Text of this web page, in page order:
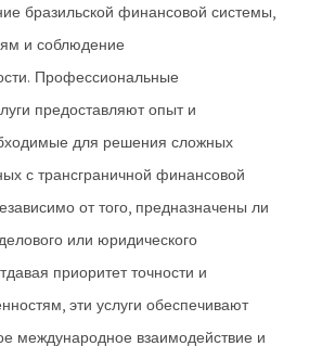
бразильской финансовой системы,
и соблюдение
Профессиональные
предоставляют опыт и
для решения сложных
с трансграничной финансовой
от того, предназначены ли
или юридического
приоритет точности и
эти услуги обеспечивают
международное взаимодействие и